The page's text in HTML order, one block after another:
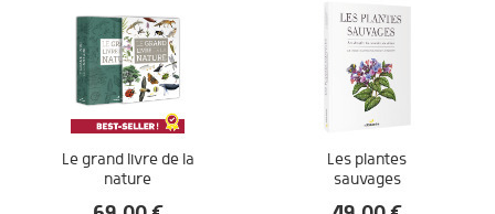
Le grand livre de la
nature
Les plantes
sauvages